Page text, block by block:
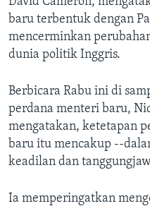
Bahasa-bahasa
baru terbentuk dengan
mencerminkan
dunia politik Inggris.
Berbicara Rabu ini di
perdana menteri baru,
mengatakan, ketetapan
baru itu mencakup --
keadilan dan
Ia memperingatkan